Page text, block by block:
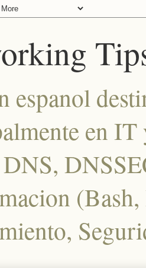
espanol
en IT